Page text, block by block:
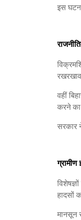
इस
वहीं
करने का
सरकार
हादसों
मानसून